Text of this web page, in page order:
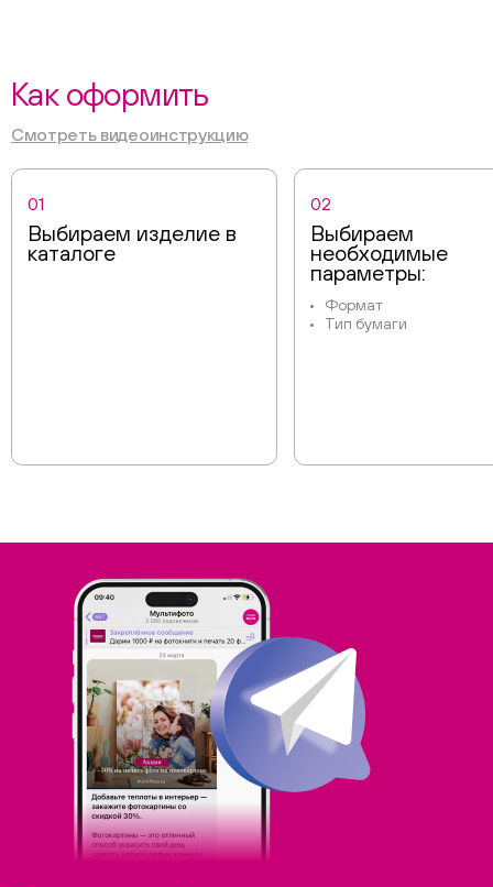
Как оформить
Смотреть видеоинструкцию
01
Выбираем изделие в
каталоге
02
Выбираем
необходимые
параметры:
Формат
Тип бумаги